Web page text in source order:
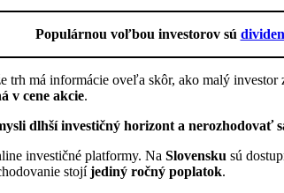
Populárnou voľbou investorov sú
trh má informácie oveľa skôr, ako malý
v cene akcie.
dlhší investičný horizont a nerozhodovať
investičné platformy. Na Slovensku sú
stojíjediný ročný poplatok.